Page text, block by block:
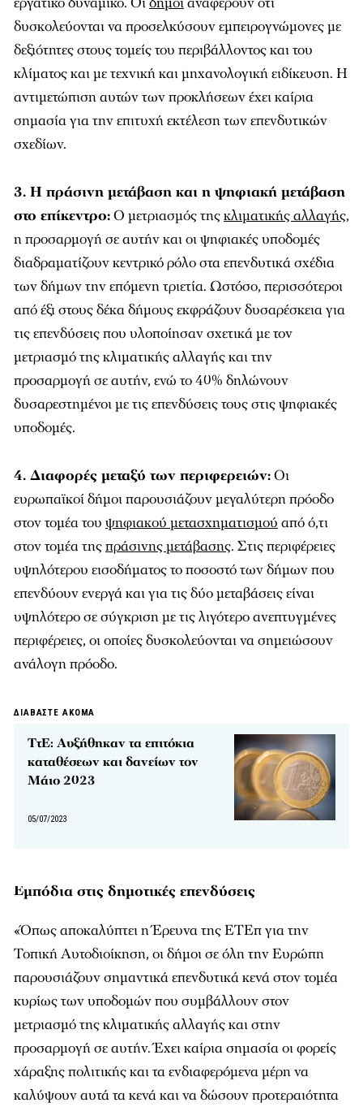
δυσκολεύονται να προσελκύσουν εμπειρογνώμονες με
δεξιότητες στους τομείς του περιβάλλοντος και του
κλίματος και με τεχνική και μηχανολογική ειδίκευση. Η
αντιμετώπιση αυτών των προκλήσεων έχει καίρια
σημασία για την επιτυχή εκτέλεση των επενδυτικών
σχεδίων.
3. Η πράσινη μετάβαση και η ψηφιακή μετάβαση
στο επίκεντρο:Ο μετριασμός τηςκλιματικής αλλαγής,
η προσαρμογή σε αυτήν και οι ψηφιακές υποδομές
διαδραματίζουν κεντρικό ρόλο στα επενδυτικά σχέδια
των δήμων την επόμενη τριετία. Ωστόσο, περισσότεροι
από έξι στους δέκα δήμους εκφράζουν δυσαρέσκεια για
τις επενδύσεις που υλοποίησαν σχετικά με τον
μετριασμό της κλιματικής αλλαγής και την
προσαρμογή σε αυτήν, ενώ το 40% δηλώνουν
δυσαρεστημένοι με τις επενδύσεις τους στις ψηφιακές
υποδομές.
4. Διαφορές μεταξύ των περιφερειών:Οι
ευρωπαϊκοί δήμοι παρουσιάζουν μεγαλύτερη πρόοδο
στον τομέα του ψηφιακού μετασχηματισμού από ό,τι
στον τομέα τηςπράσινης μετάβασης. Στις περιφέρειες
υψηλότερου εισοδήματος το ποσοστό των δήμων που
επενδύουν ενεργά και για τις δύο μεταβάσεις είναι
υψηλότερο σε σύγκριση με τις λιγότερο ανεπτυγμένες
περιφέρειες, οι οποίες δυσκολεύονται να σημειώσουν
ανάλογη πρόοδο.
ΔΙΑΒΑΣΤΕ ΑΚΟΜΑ
ΤτΕ: Αυξήθηκαν τα επιτόκια
καταθέσεων και δανείων τον
Μάιο 2023
05/07/2023
Εμπόδια στις δημοτικές επενδύσεις
«Όπως αποκαλύπτει η Έρευνα της ΕΤΕπ για την
Τοπική Αυτοδιοίκηση, οι δήμοι σε όλη την Ευρώπη
παρουσιάζουν σημαντικά επενδυτικά κενά στον τομέα
κυρίως των υποδομών που συμβάλλουν στον
μετριασμό της κλιματικής αλλαγής και στην
προσαρμογή σε αυτήν. Έχει καίρια σημασία οι φορείς
χάραξης πολιτικής και τα ενδιαφερόμενα μέρη να
καλύψουν αυτά τα κενά και να δώσουν προτεραιότητα